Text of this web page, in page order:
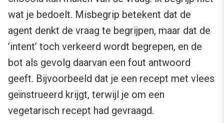
wat je bedoelt. Misbegrip betekent dat de
agent denkt de vraag te begrijpen, maar dat de
’intent’ toch verkeerd wordt begrepen, en de
bot als gevolg daarvan een fout antwoord
geeft. Bijvoorbeeld dat je een recept met vlees
geïnstrueerd krijgt, terwijl je om een
vegetarisch recept had gevraagd.